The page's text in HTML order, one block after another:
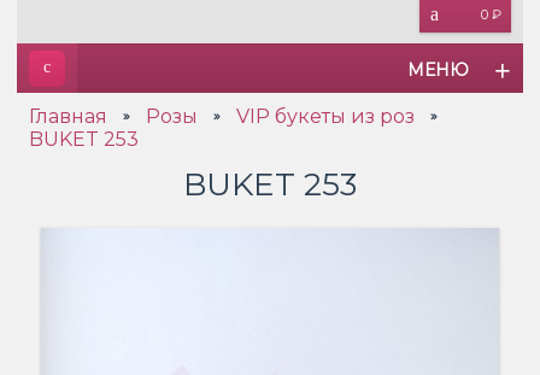
0 ₽
МЕНЮ
Главная » Розы » VIP букеты из роз »
BUKET 253
BUKET 253